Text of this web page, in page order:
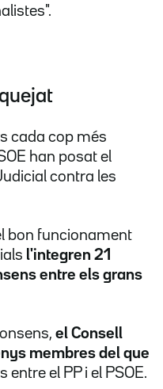
cada cop més
han posat el
contra les
bon funcionament
l'integren 21
entre els grans
el Consell
membres del que
entre el PP i el PSOE.